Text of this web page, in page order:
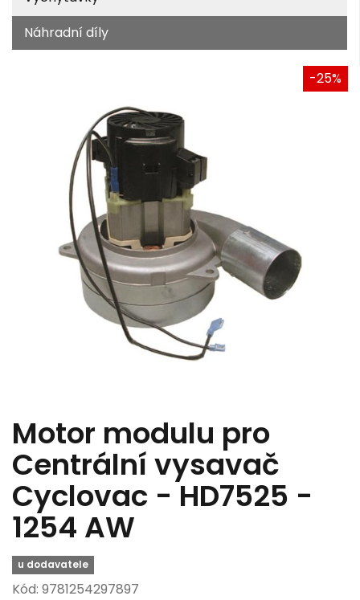
Náhradní díly
-25%
Motor modulu pro
Centrální vysavač
Cyclovac - HD7525 -
1254 AW
u dodavatele
Kód: 9781254297897